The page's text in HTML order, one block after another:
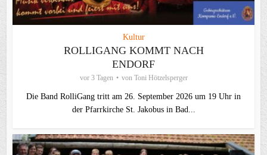
Kultur
ROLLIGANG KOMMT NACH
ENDORF
vor 3 Tagen von Toni Hötzelsperger
Die Band RolliGang tritt am 26. September 2026 um 19 Uhr in
der Pfarrkirche St. Jakobus in Bad...